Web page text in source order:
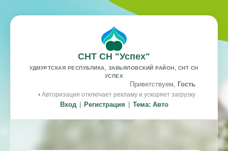
СНТ СН "Успех"
УДМУРТСКАЯ РЕСПУБЛИКА, ЗАВЬЯЛОВСКИЙ РАЙОН, СНТ СН
УСПЕХ
Приветствуем, Гость
• Авторизация отключает рекламу и ускоряет загрузку
Вход Регистрация Тема: Авто